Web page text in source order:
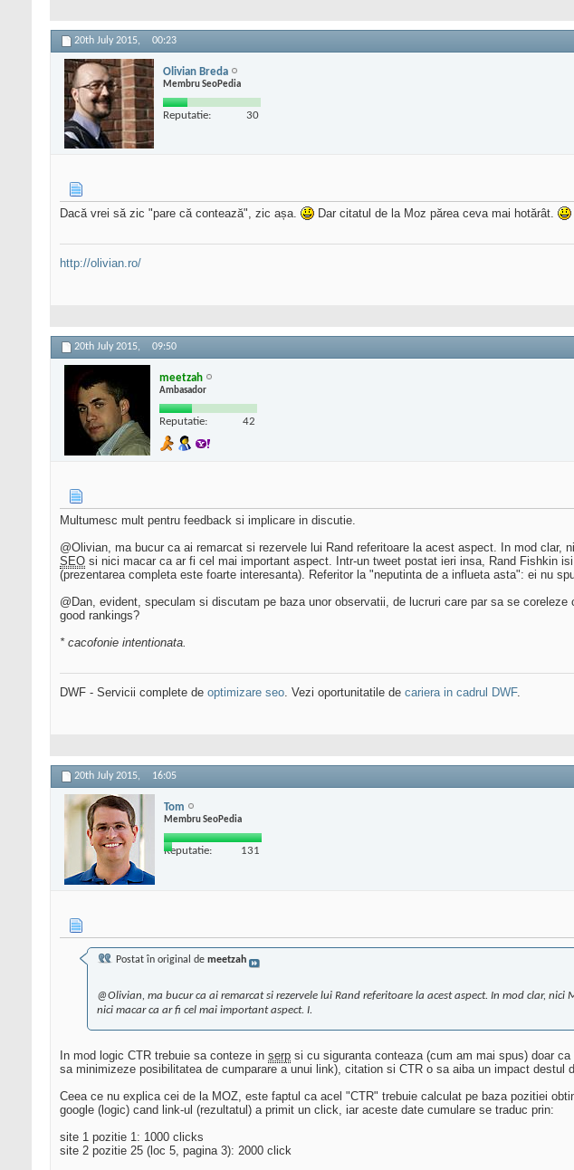
20th July 2015, 00:23
Olivian Breda
Membru SeoPedia
Reputatie: 30
Dacă vrei să zic "pare că contează", zic așa. Dar citatul de la Moz părea ceva mai hotărât.
http://olivian.ro/
20th July 2015, 09:50
meetzah
Ambasador
Reputatie: 42
Multumesc mult pentru feedback si implicare in discutie.
@Olivian, ma bucur ca ai remarcat si rezervele lui Rand referitoare la acest aspect. In mod clar,
SEO si nici macar ca ar fi cel mai important aspect. Intr-un tweet postat ieri insa, Rand Fishkin
(prezentarea completa este foarte interesanta). Referitor la "neputinta de a influeta asta": ei nu
@Dan, evident, speculam si discutam pe baza unor observatii, de lucruri care par sa se
good rankings?
* cacofonie intentionata.
DWF - Servicii complete de optimizare seo. Vezi oportunitatile de cariera in cadrul DWF.
20th July 2015, 16:05
Tom
Membru SeoPedia
Reputatie: 131
Postat în original de meetzah
@Olivian, ma bucur ca ai remarcat si rezervele lui Rand referitoare la acest aspect. In mod clar, nici
nici macar ca ar fi cel mai important aspect. I.
In mod logic CTR trebuie sa conteze in serp si cu siguranta conteaza (cum am mai spus) doar
sa minimizeze posibilitatea de cumparare a unui link), citation si CTR o sa aiba un impact destul
Ceea ce nu explica cei de la MOZ, este faptul ca acel "CTR" trebuie calculat pe baza pozitiei
google (logic) cand link-ul (rezultatul) a primit un click, iar aceste date cumulare se traduc prin:
site 1 pozitie 1: 1000 clicks
site 2 pozitie 25 (loc 5, pagina 3): 2000 click